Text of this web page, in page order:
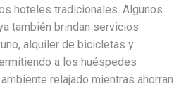
hoteles tradicionales. Algunos
también brindan servicios
alquiler de bicicletas y
a los huéspedes
relajado mientras ahorran